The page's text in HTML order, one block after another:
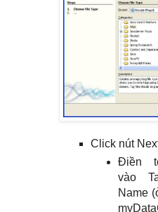
Click nút
Điền
vào
Name